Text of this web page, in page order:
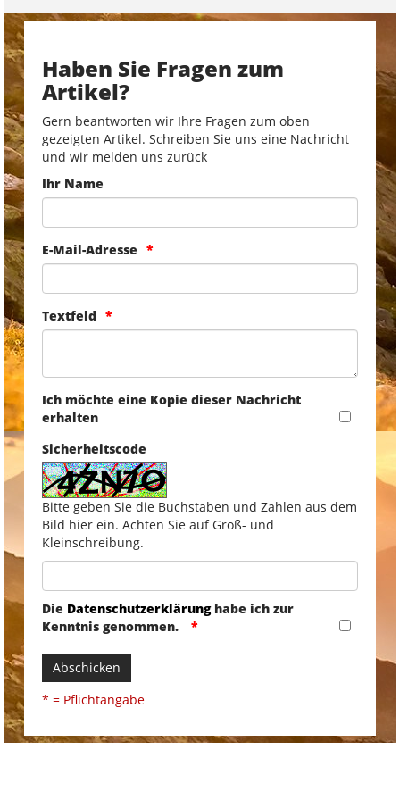
Haben Sie Fragen zum
Artikel?
Gern beantworten wir Ihre Fragen zum oben
gezeigten Artikel. Schreiben Sie uns eine Nachricht
und wir melden uns zurück
Ihr Name
E-Mail-Adresse
Textfeld
Ich möchte eine Kopie dieser Nachricht
erhalten
Sicherheitscode
Bitte geben Sie die Buchstaben und Zahlen aus dem
Bild hier ein. Achten Sie auf Groß- und
Kleinschreibung.
Die Datenschutzerklärunghabe ich zur
Kenntnis genommen.
Abschicken
* = Pflichtangabe